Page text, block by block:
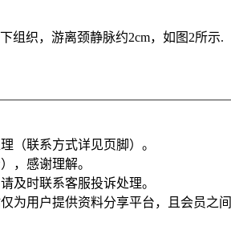
组织，游离颈静脉约2cm，如图2所示.
（联系方式详见页脚）。
，感谢理解。
及时联系客服投诉处理。
用户提供资料分享平台，且会员之